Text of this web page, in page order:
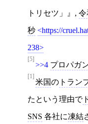
トリセツ」 , 令
秒 https://
238
[5]
>>4 プロパガ
[1]
米国の トラン
たという理由で
SNS 各社に凍結